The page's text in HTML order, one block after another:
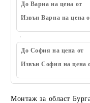
До Варна на цена от
Извън Варна на цена
До София на цена от
Извън София на цена
Монтаж за област